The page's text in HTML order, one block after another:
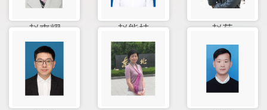
赵爽耀 赵能桂 赵菊